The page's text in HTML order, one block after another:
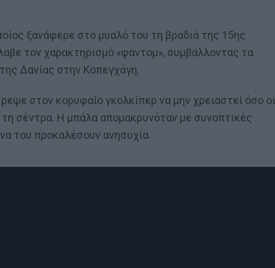
ξανάφερε στο μυαλό του τη βραδιά της 15ης
τον χαρακτηρισμό «φάντομ», συμβάλλοντας τα
Δανίας στην Κοπεγχάγη.
στον κορυφαίο γκολκίπερ να μην χρειαστεί όσο οι
σέντρα. Η μπάλα απομακρυνόταν με συνοπτικές
του προκαλέσουν ανησυχία.